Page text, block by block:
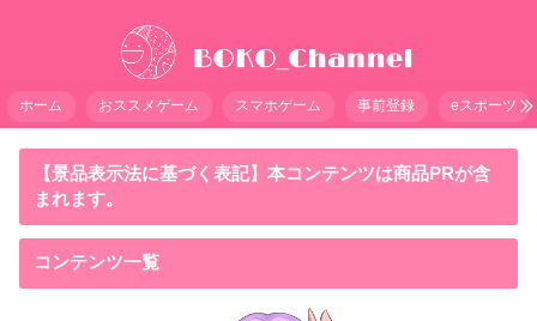
ホーム おススメゲーム スマホゲーム 事前登録 eスポーツ
【景品表示法に基づく表記】本コンテンツは商品PRが含
まれます。
コンテンツ一覧